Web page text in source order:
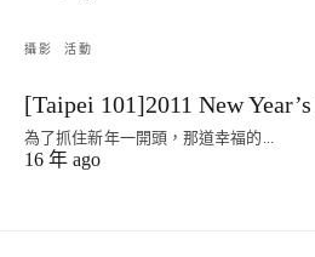
攝影 活動
[Taipei 101]2011 New
為了抓住新年一開頭，那道幸福的...
16 年 ago